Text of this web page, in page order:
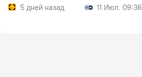
5 дней назад
11 Июл. 09:36